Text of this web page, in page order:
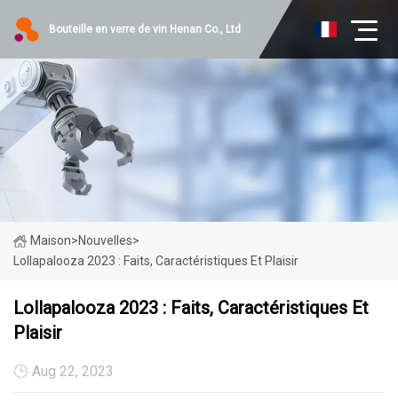
Bouteille en verre de vin Henan Co., Ltd
Maison>Nouvelles>
Lollapalooza 2023 : Faits, Caractéristiques Et Plaisir
Lollapalooza 2023 : Faits, Caractéristiques Et
Plaisir
Aug 22, 2023